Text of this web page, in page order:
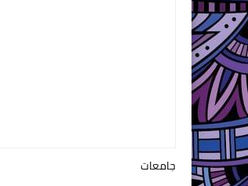
جامعات